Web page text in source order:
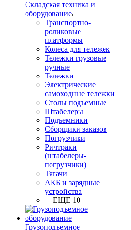
Складская техника и
оборудование
Транспортно-
роликовые
платформы
Колеса для тележек
Тележки грузовые
ручные
Тележки
Электрические
самоходные тележки
Столы подъемные
Штабелеры
Подъемники
Сборщики заказов
Погрузчики
Ричтраки
(штабелеры-
погрузчики)
Тягачи
АКБ и зарядные
устройства
+ ЕЩЕ 10
Грузоподъемное